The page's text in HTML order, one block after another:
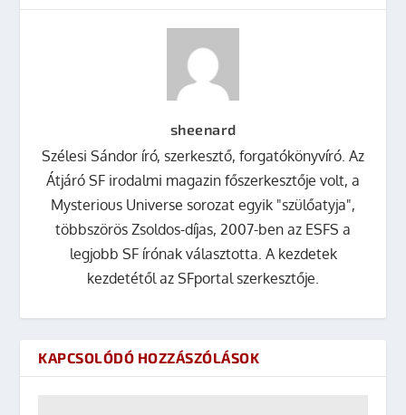
sheenard
Szélesi Sándor író, szerkesztő, forgatókönyvíró. Az
Átjáró SF irodalmi magazin főszerkesztője volt, a
Mysterious Universe sorozat egyik "szülőatyja",
többszörös Zsoldos-díjas, 2007-ben az ESFS a
legjobb SF írónak választotta. A kezdetek
kezdetétől az SFportal szerkesztője.
KAPCSOLÓDÓ HOZZÁSZÓLÁSOK